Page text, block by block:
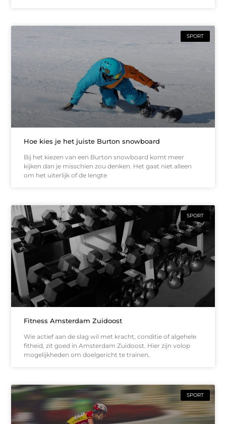
SPORT
Hoe kies je het juiste Burton snowboard
Bij het kiezen van een Burton snowboard komt meer
kijken dan je misschien zou denken. Het gaat niet alleen
om het uiterlijk of de lengte
SPORT
Fitness Amsterdam Zuidoost
Wie actief aan de slag wil met kracht, conditie of algehele
fitheid, zit goed in Amsterdam Zuidoost. Hier zijn volop
mogelijkheden om doelgericht te trainen,
SPORT